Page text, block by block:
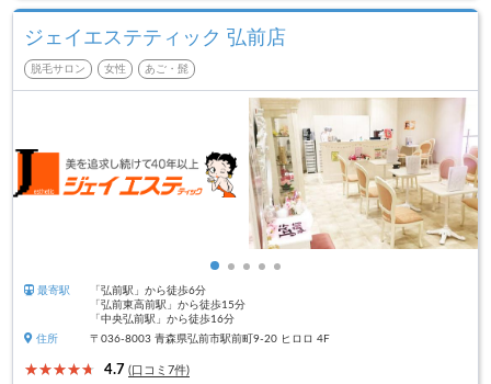
ジェイエステティック 弘前店
脱毛サロン 女性 あご・髭
最寄駅
「弘前駅」から徒歩6分
「弘前東高前駅」から徒歩15分
「中央弘前駅」から徒歩16分
住所
〒036-8003 青森県弘前市駅前町9-20 ヒロロ 4F
4.7 (口コミ7件)